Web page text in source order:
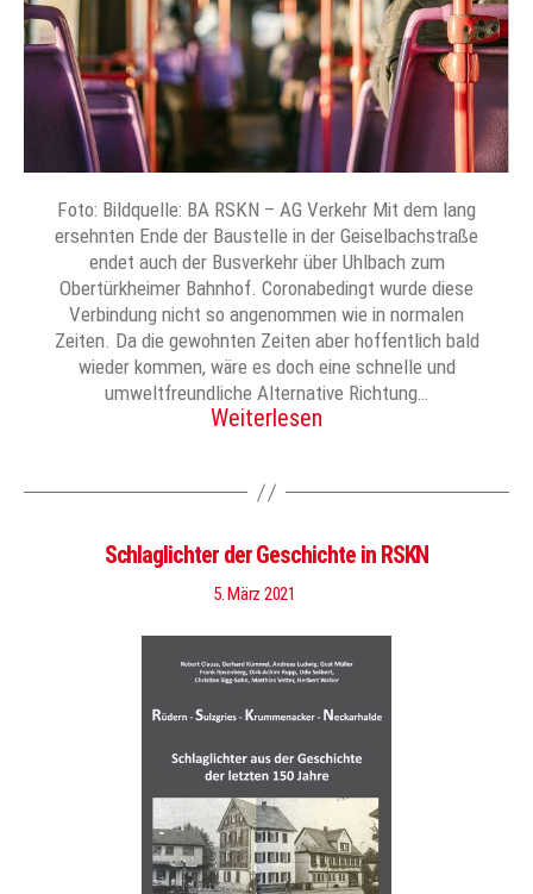
Foto: Bildquelle: BA RSKN – AG Verkehr Mit dem lang
ersehnten Ende der Baustelle in der Geiselbachstraße
endet auch der Busverkehr über Uhlbach zum
Obertürkheimer Bahnhof. Coronabedingt wurde diese
Verbindung nicht so angenommen wie in normalen
Zeiten. Da die gewohnten Zeiten aber hoffentlich bald
wieder kommen, wäre es doch eine schnelle und
umweltfreundliche Alternative Richtung…
Weiterlesen
Schlaglichter der Geschichte in RSKN
5. März 2021